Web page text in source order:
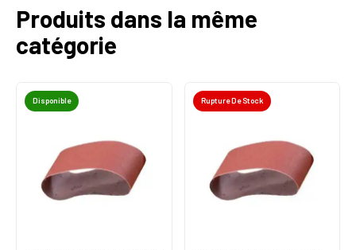
Produits dans la même
catégorie
Disponible Rupture De Stock